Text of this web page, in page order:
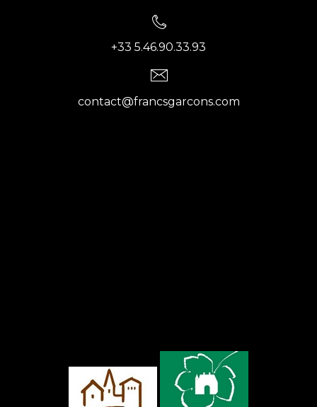
+33 5.46.90.33.93
contact@francsgarcons.com